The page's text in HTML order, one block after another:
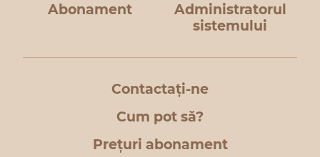
Abonament
Administratorul
sistemului
Contactați-ne
Cum pot să?
Prețuri abonament